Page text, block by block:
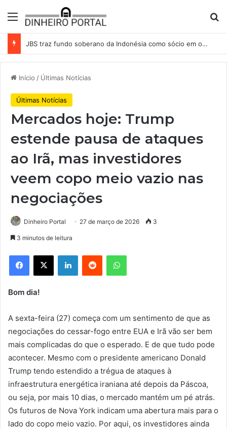
Menu
JBS traz fundo soberano da Indonésia como sócio em operação de US$ 2,5 bilhões
Início / Últimas Notícias
Últimas Notícias
Mercados hoje: Trump
estende pausa de ataques
ao Irã, mas investidores
veem copo meio vazio nas
negociações
Dinheiro Portal 27 de março de 2026 3
3 minutos de leitura
Facebook
X LinkedinReddit WhatsApp
Bom dia!
A sexta-feira (27) começa com um sentimento de que as
negociações do cessar-fogo entre EUA e Irã vão ser bem
mais complicadas do que o esperado. E de que tudo pode
acontecer. Mesmo com o presidente americano Donald
Trump tendo estendido a trégua de ataques à
infraestrutura energética iraniana até depois da Páscoa,
ou seja, por mais 10 dias, o mercado mantém um pé atrás.
Os futuros de Nova York indicam uma abertura mais para o
lado do copo meio vazio. Por aqui, os investidores ainda